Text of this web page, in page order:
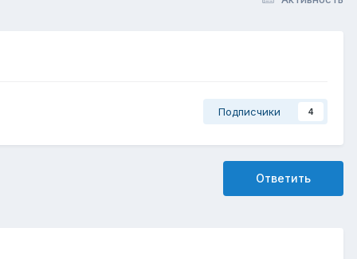
Подписчики 4
Ответить